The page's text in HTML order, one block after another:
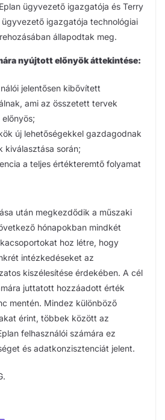
ügyvezető igazgatója és Terry
ügyvezető igazgatója technológiai
állapodtak meg.
nyújtott előnyök áttekintése:
jelentősen kibővített
ami az összetett tervek
új lehetőségekkel gazdagodnak
kiválasztása során;
a teljes értékteremtő folyamat
után megkezdődik a műszaki
hónapokban mindkét
hoz létre, hogy
intézkedéseket az
kiszélesítése érdekében. A cél
juttatott hozzáadott érték
mentén. Mindez különböző
érint, többek között az
felhasználói számára ez
és adatkonzisztenciát jelent.